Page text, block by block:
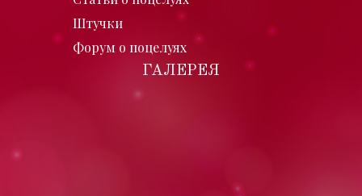
Штучки
Форум о поцелуях
ГАЛЕРЕЯ